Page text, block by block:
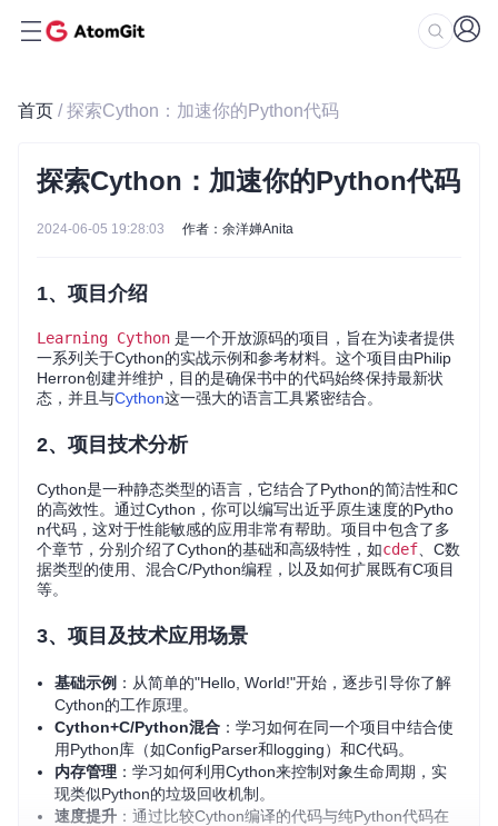
首页 / 探索Cython：加速你的Python代码
探索Cython：加速你的Python代码
2024-06-05 19:28:03 作者：余洋婵Anita
1、项目介绍
Learning Cython 是一个开放源码的项目，旨在为读者提供
一系列关于Cython的实战示例和参考材料。这个项目由Philip
Herron创建并维护，目的是确保书中的代码始终保持最新状
态，并且与Cython这一强大的语言工具紧密结合。
2、项目技术分析
Cython是一种静态类型的语言，它结合了Python的简洁性和C
的高效性。通过Cython，你可以编写出近乎原生速度的Pytho
n代码，这对于性能敏感的应用非常有帮助。项目中包含了多
个章节，分别介绍了Cython的基础和高级特性，如cdef 、C数
据类型的使用、混合C/Python编程，以及如何扩展既有C项目
等。
3、项目及技术应用场景
基础示例 ：从简单的"Hello, World!"开始，逐步引导你了解
Cython的工作原理。
Cython+C/Python混合 ：学习如何在同一个项目中结合使
用Python库（如ConfigParser和logging）和C代码。
内存管理 ：学习如何利用Cython来控制对象生命周期，实
现类似Python的垃圾回收机制。
速度提升 ：通过比较Cython编译的代码与纯Python代码在